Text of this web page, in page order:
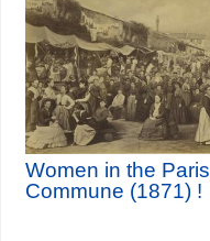
Women in the Paris
Commune (1871) !